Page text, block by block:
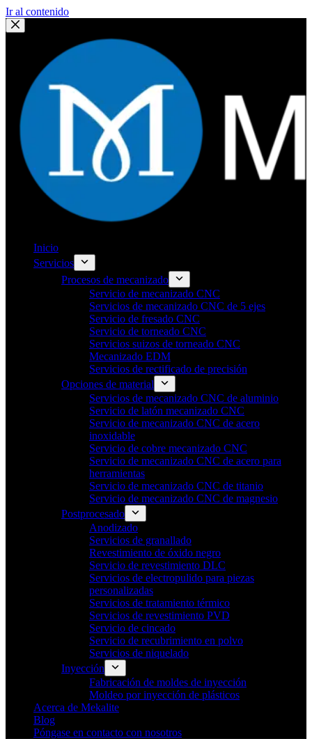
Ir al contenido
Inicio
Servicios
Procesos de mecanizado
Servicio de mecanizado CNC
Servicios de mecanizado CNC de 5 ejes
Servicio de fresado CNC
Servicio de torneado CNC
Servicios suizos de torneado CNC
Mecanizado EDM
Servicios de rectificado de precisión
Opciones de material
Servicios de mecanizado CNC de aluminio
Servicio de latón mecanizado CNC
Servicio de mecanizado CNC de acero
inoxidable
Servicio de cobre mecanizado CNC
Servicio de mecanizado CNC de acero para
herramientas
Servicio de mecanizado CNC de titanio
Servicio de mecanizado CNC de magnesio
Postprocesado
Anodizado
Servicios de granallado
Revestimiento de óxido negro
Servicio de revestimiento DLC
Servicios de electropulido para piezas
personalizadas
Servicios de tratamiento térmico
Servicios de revestimiento PVD
Servicio de cincado
Servicio de recubrimiento en polvo
Servicios de niquelado
Inyección
Fabricación de moldes de inyección
Moldeo por inyección de plásticos
Acerca de Mekalite
Blog
Póngase en contacto con nosotros